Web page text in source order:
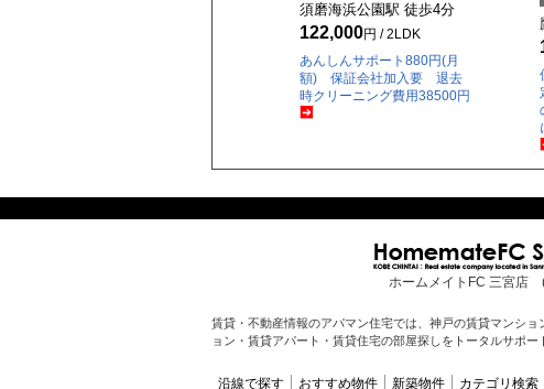
須磨海浜公園駅 徒歩4分
122,000円 / 2LDK
あんしんサポート880円(月
額) 保証会社加入要 退去
時クリーニング費用38500円
ホームメイトFC 三宮店
賃貸・不動産情報のアパマン住宅では、神戸の賃貸マンシ
ョン・賃貸アパート・賃貸住宅の部屋探しをトータルサポ
沿線で探す おすすめ物件 新築物件 カテゴリ検索